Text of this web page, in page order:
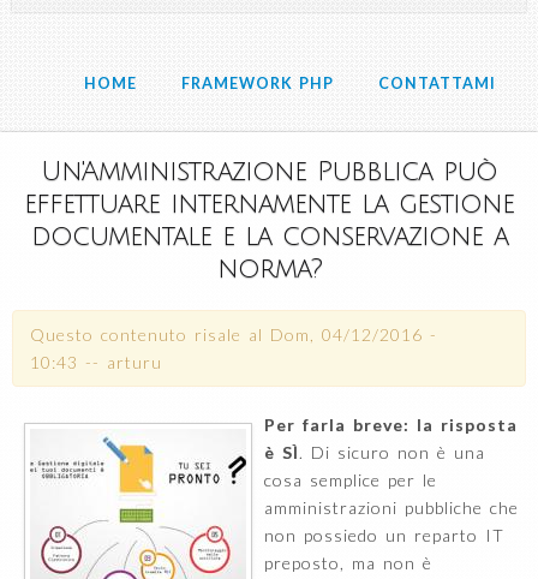
HOME FRAMEWORK PHP CONTATTAMI
Un'Amministrazione Pubblica può
effettuare internamente la gestione
documentale e la conservazione a
norma?
Questo contenuto risale al Dom, 04/12/2016 -
10:43 -- arturu
Per farla breve: la risposta
è SÌ. Di sicuro non è una
cosa semplice per le
amministrazioni pubbliche che
non possiedo un reparto IT
preposto, ma non è